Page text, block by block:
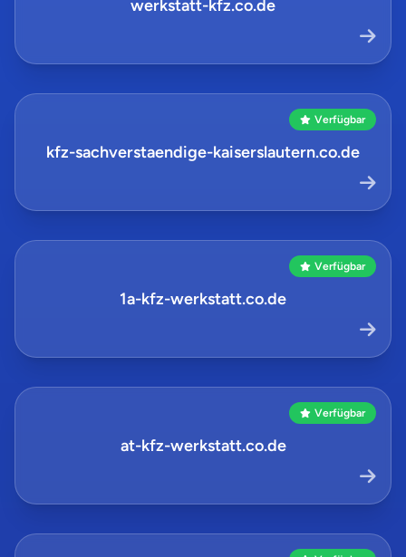
werkstatt-kfz.co.de
Verfügbar
kfz-sachverstaendige-kaiserslautern.co.de
Verfügbar
1a-kfz-werkstatt.co.de
Verfügbar
at-kfz-werkstatt.co.de